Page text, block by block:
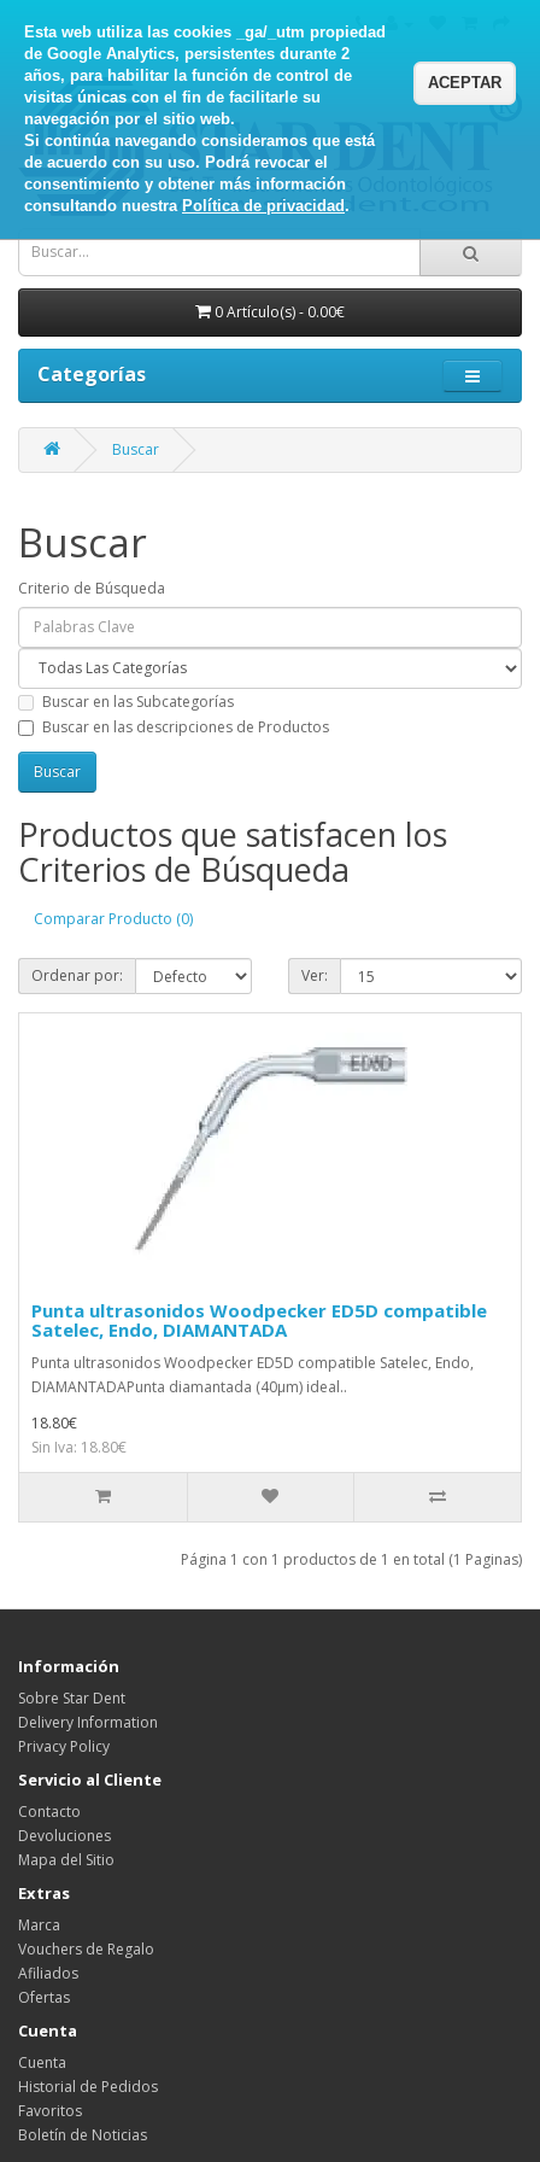
Esta web utiliza las cookies _ga/_utm propiedad
de Google Analytics, persistentes durante 2
años, para habilitar la función de control de
visitas únicas con el fin de facilitarle su
navegación por el sitio web.
Si continúa navegando consideramos que está
de acuerdo con su uso. Podrá revocar el
consentimiento y obtener más información
consultando nuestra Política de privacidad.
ACEPTAR
0 Artículo(s) - 0.00€
Categorías
Buscar
Buscar
Criterio de Búsqueda
Buscar en las Subcategorías
Buscar en las descripciones de Productos
Productos que satisfacen los
Criterios de Búsqueda
Comparar Producto (0)
Ordenar por: Ver:
Punta ultrasonidos Woodpecker ED5D compatible
Satelec, Endo, DIAMANTADA
Punta ultrasonidos Woodpecker ED5D compatible Satelec, Endo,
DIAMANTADAPunta diamantada (40μm) ideal..
18.80€
Sin Iva: 18.80€
Página 1 con 1 productos de 1 en total (1 Paginas)
Información
Sobre Star Dent
Delivery Information
Privacy Policy
Servicio al Cliente
Contacto
Devoluciones
Mapa del Sitio
Extras
Marca
Vouchers de Regalo
Afiliados
Ofertas
Cuenta
Cuenta
Historial de Pedidos
Favoritos
Boletín de Noticias